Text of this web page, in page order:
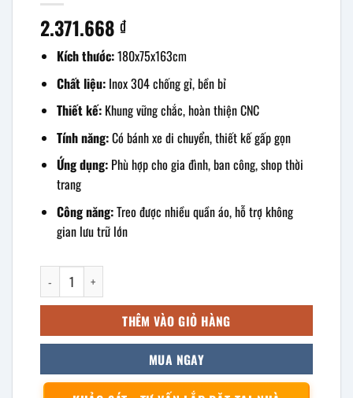
2.371.668 ₫
Kích thước:180x75x163cm
Chất liệu:Inox 304 chống gỉ, bền bỉ
Thiết kế:Khung vững chắc, hoàn thiện CNC
Tính năng:Có bánh xe di chuyển, thiết kế gấp gọn
Ứng dụng:Phù hợp cho gia đình, ban công, shop thời
trang
Công năng:Treo được nhiều quần áo, hỗ trợ không
gian lưu trữ lớn
sào treo quần áo inox 180x75x163cm số lượng
THÊM VÀO GIỎ HÀNG
MUA NGAY